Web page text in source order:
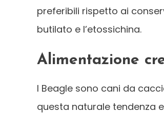
preferibili rispetto ai
butilato e l’etossichina.
Alimentazione
I Beagle sono cani da
questa naturale tendenza